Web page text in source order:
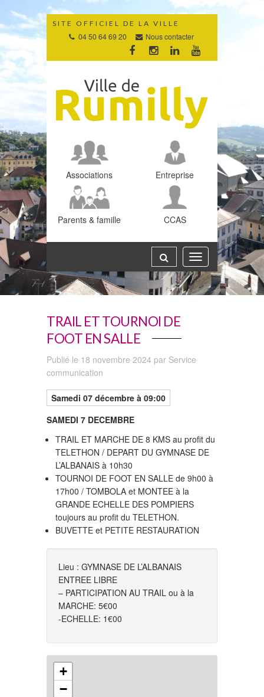
Gestion des traceurs
SITE OFFICIEL DE LA VILLE
04 50 64 69 20 Nous contacter
Lien
vers
compte
Facebook
Lien
vers
compte
Instagram
Lien
vers
compte
Linkedin
vers
Youtube
Associations Entreprise
Parents & famille CCAS
Toggle
navigation
TRAIL ET TOURNOI DE
FOOT EN SALLE
Publié le 18 novembre 2024 par Service
communication
Samedi 07 décembre à 09:00
SAMEDI 7 DECEMBRE
TRAIL ET MARCHE DE 8 KMS au profit du
TELETHON / DEPART DU GYMNASE DE
L’ALBANAIS à 10h30
TOURNOI DE FOOT EN SALLE de 9h00 à
17h00 / TOMBOLA et MONTEE à la
GRANDE ECHELLE DES POMPIERS
toujours au profit du TELETHON.
BUVETTE et PETITE RESTAURATION
Lieu : GYMNASE DE L’ALBANAIS
ENTREE LIBRE
– PARTICIPATION AU TRAIL ou à la
MARCHE: 5€00
-ECHELLE: 1€00
+
−